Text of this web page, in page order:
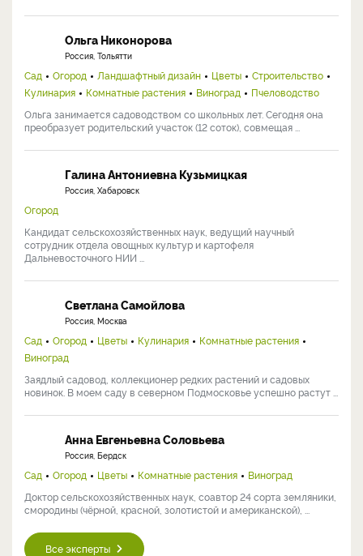
Ольга Никонорова
Россия, Тольятти
Сад Огород Ландшафтный дизайн Цветы
Строительство
Кулинария
Комнатные растения Виноград
Пчеловодство
Ольга занимается садоводством со школьных лет. Сегодня она
преобразует родительский участок (12 соток), совмещая ...
Галина Антониевна Кузьмицкая
Россия, Хабаровск
Огород
Кандидат сельскохозяйственных наук, ведущий научный
сотрудник отдела овощных культур и картофеля
Дальневосточного НИИ ...
Светлана Самойлова
Россия, Москва
Сад Огород Цветы Кулинария
Комнатные растения
Виноград
Заядлый садовод, коллекционер редких растений и садовых
новинок. В моем саду в северном Подмосковье успешно растут ...
Анна Евгеньевна Соловьева
Россия, Бердск
Сад Огород Цветы Комнатные растения
Виноград
Доктор сельскохозяйственных наук, соавтор 24 сорта земляники,
смородины (чёрной, красной, золотистой и американской), ...
Все эксперты